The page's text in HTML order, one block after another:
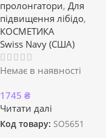
пролонгатори, Для
підвищення лібідо,
КОСМЕТИКА
Swiss Navy (США)
Немає в наявності
1745 ₴
Читати далі
Код товару: SO5651